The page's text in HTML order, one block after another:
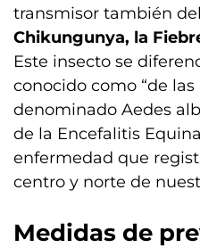
transmisor también
Chikungunya, la
Este insecto se
conocido como “de las
denominado Aedes
de la Encefalitis
enfermedad que
centro y norte de
Medidas de